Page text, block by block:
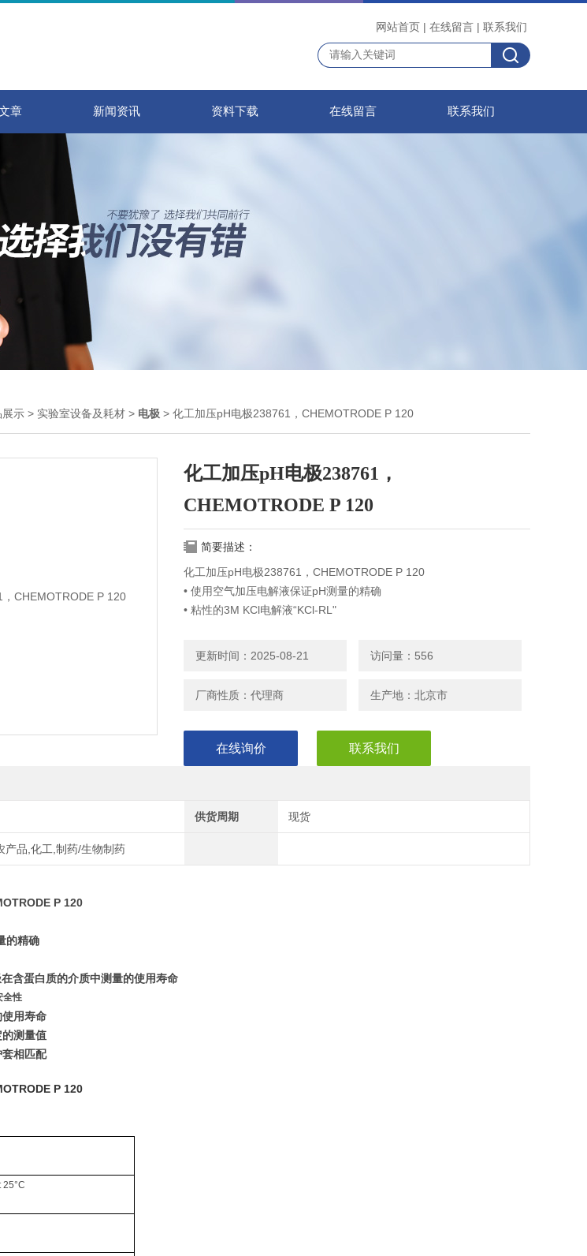
网站首页 | 在线留言 | 联系我们
章 新闻资讯 资料下载 在线留言 联系我们
展示 > 实验室设备及耗材 > 电极 > 化工加压pH电极238761，CHEMOTRODE P 120
化工加压pH电极238761，
CHEMOTRODE P 120
简要描述：
化工加压pH电极238761，CHEMOTRODE P 120
• 使用空气加压电解液保证pH测量的精确
• 粘性的3M KCl电解液“KCl-RL"
• 3个高性能的陶瓷隔膜增加了测量的安全性
• 几乎与市场上所有的加压贮液护套相匹配
更新时间：2025-08-21 访问量：556
厂商性质：代理商 生产地：北京市
在线询价 联系我们
供货周期 现货
产品,化工,制药/生物制药
P 120
的精确
含蛋白质的介质中测量的使用寿命
全性
用寿命
测量值
相匹配
P 120
25°C